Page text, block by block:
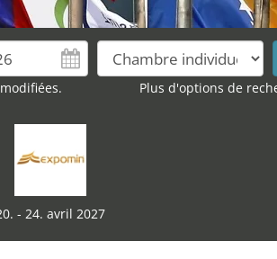
Plus d'options de
- 24. avril 2027